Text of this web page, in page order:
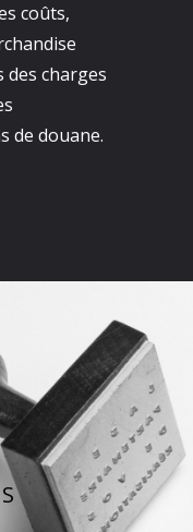
coûts,
des charges
de douane.